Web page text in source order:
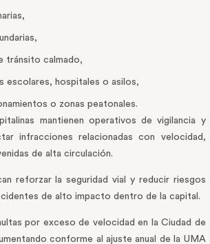
tránsito calmado,
escolares, hospitales o asilos,
o zonas peatonales.
mantienen operativos de vigilancia y
infracciones relacionadas con velocidad,
de alta circulación.
reforzar la seguridad vial y reducir riesgos
de alto impacto dentro de la capital.
por exceso de velocidad en la Ciudad de
conforme al ajuste anual de la UMA